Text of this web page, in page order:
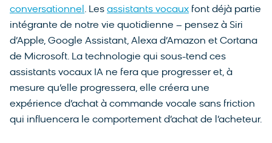
conversationnel. Les assistants vocaux font déjà partie
intégrante de notre vie quotidienne – pensez à Siri
d’Apple, Google Assistant, Alexa d’Amazon et Cortana
de Microsoft. La technologie qui sous-tend ces
assistants vocaux IA ne fera que progresser et, à
mesure qu’elle progressera, elle créera une
expérience d’achat à commande vocale sans friction
qui influencera le comportement d’achat de l’acheteur.